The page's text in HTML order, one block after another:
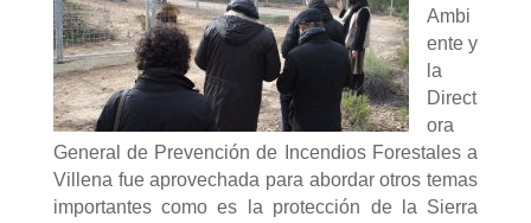
Ambi
ente y
la
Direct
ora
General de Prevención de Incendios Forestales a
Villena fue aprovechada para abordar otros temas
importantes como es la protección de la Sierra